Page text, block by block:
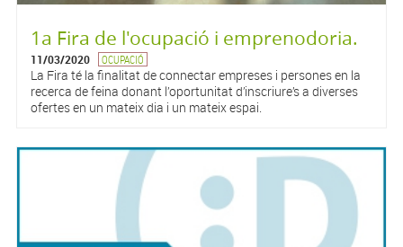
1a Fira de l'ocupació i emprenodoria.
11/03/2020 OCUPACIÓ
La Fira té la finalitat de connectar empreses i persones en la
recerca de feina donant l’oportunitat d’inscriure’s a diverses
ofertes en un mateix dia i un mateix espai.